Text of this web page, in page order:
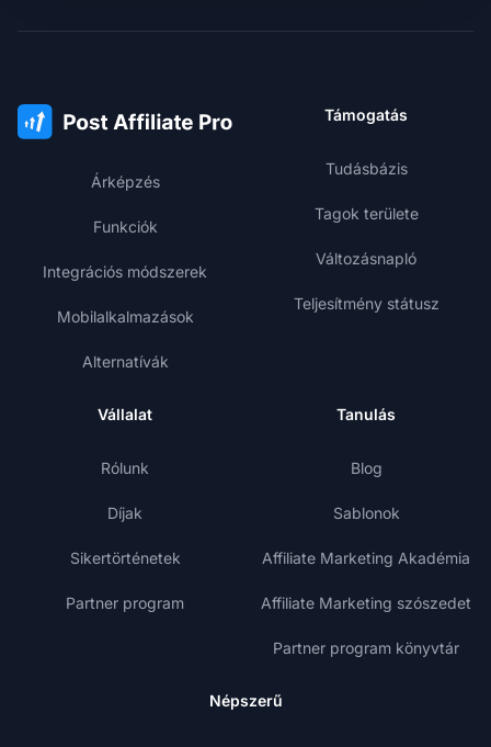
Árképzés
Funkciók
Integrációs módszerek
Mobilalkalmazások
Alternatívák
Támogatás
Tudásbázis
Tagok területe
Változásnapló
Teljesítmény státusz
Vállalat
Rólunk
Díjak
Sikertörténetek
Partner program
Tanulás
Blog
Sablonok
Affiliate Marketing Akadémia
Affiliate Marketing szószedet
Partner program könyvtár
Népszerű